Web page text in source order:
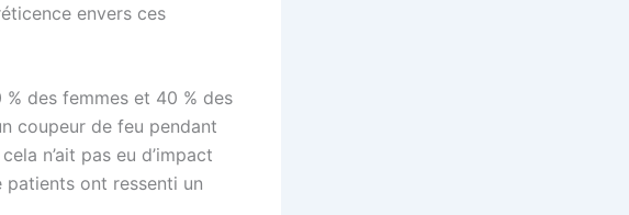
envers ces
des femmes et 40 % des
coupeur de feu pendant
n’ait pas eu d’impact
ont ressenti un